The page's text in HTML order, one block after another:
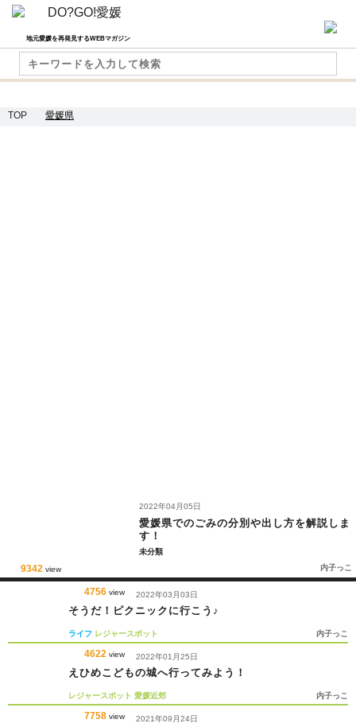
地元愛媛を再発見するWEBマガジン
TOP 愛媛県
9342 view
2022年04月05日
愛媛県でのごみの分別や出し方を解説しま
す！
未分類
内子っこ
4756 view 2022年03月03日
そうだ！ピクニックに行こう♪
ライフ レジャースポット 内子っこ
4622 view 2022年01月25日
えひめこどもの城へ行ってみよう！
レジャースポット 愛媛近郊 内子っこ
7758 view 2021年09月24日